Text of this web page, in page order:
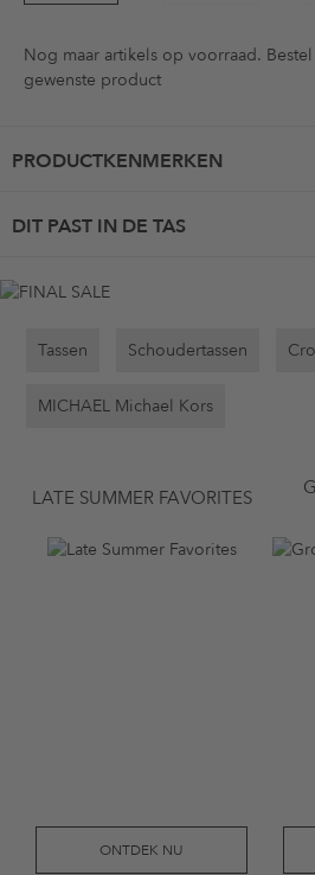
Nog maar artikels op voorraad.
gewenste product
PRODUCTKENMERKEN
DIT PAST IN DE TAS
Tassen Schoudertassen
MICHAEL Michael Kors
LATE SUMMER FAVORITES
ONTDEK NU